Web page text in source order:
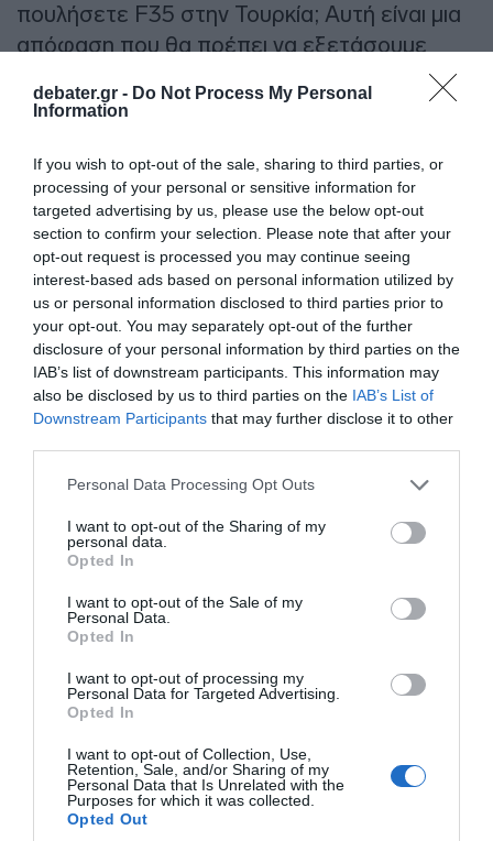
debater.gr - Do Not Process My Personal
Information
If you wish to opt-out of the sale, sharing to third parties, or
processing of your personal or sensitive information for
targeted advertising by us, please use the below opt-out
section to confirm your selection. Please note that after your
opt-out request is processed you may continue seeing
interest-based ads based on personal information utilized by
us or personal information disclosed to third parties prior to
your opt-out. You may separately opt-out of the further
disclosure of your personal information by third parties on the
IAB’s list of downstream participants. This information may
also be disclosed by us to third parties on the IAB’s List of
Downstream Participants that may further disclose it to other
Please note that this website/app uses one or more Google
not limited to your visit or usage behaviour. You may click to
grant or deny consent to Google and its third-party tags to
use your data for below specified purposes in below Google
consent section.
Personal Data Processing Opt Outs
I want to opt-out of the Sharing of my
personal data.
Opted In
I want to opt-out of the Sale of my
Personal Data.
Opted In
I want to opt-out of processing my
Personal Data for Targeted Advertising.
Opted In
I want to opt-out of Collection, Use,
Retention, Sale, and/or Sharing of my
Personal Data that Is Unrelated with the
Purposes for which it was collected.
Opted Out
πουλήσετε F35 στην Τουρκία; Αυτή είναι μια
απόφαση που θα πρέπει να εξετάσουμε
έχουμε πολύ καλή σχέση με την Τουρκία και
πολλοί σκέφτονται γιατί να μην το κάνουμε; Η
Είναι ένα ενδεχόμενο που εξετάζουμε.”
Στη συνέχεια, ο Ρετζέπ Ταγίπ Ερντογάν είπε:
“Μιλάμε με τις ΗΠΑ για τα F35 εδώ και καιρό.
Μας τα είχε υποσχεθεί ο Πρόεδρος Τραμπ
και ελπίζουμε να τιμήσει την υπόσχεσή του”.
[Başkan Erdoğan ABD Başkanı
Donald Trump ile Basın Açıklaması]
İran Amerika sürecini nasıl bir
düzleme kavuştururuz bunun gayreti
içerisindeyiz.
Elimizden geleni yapmak suretiyle
dünya barışına bir adım atalım diye
gerek şahsım gerek…
pic.twitter.com/y494yu0LJJ
July 7, 2026
19:30, ο Αμερικανός πρόεδρος θα